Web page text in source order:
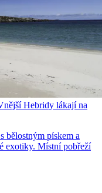
Hebridy lákají na
bělostným pískem a
exotiky. Místní pobřeží